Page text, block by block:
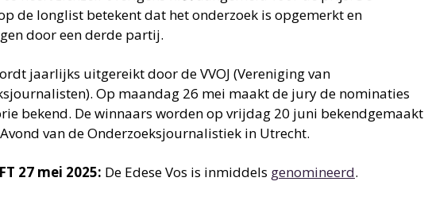
de longlist betekent dat het onderzoek is opgemerkt en
door een derde partij.
jaarlijks uitgereikt door de VVOJ (Vereniging van
Op maandag 26 mei maakt de jury de nominaties
bekend. De winnaars worden op vrijdag 20 juni bekendgemaakt
van de Onderzoeksjournalistiek in Utrecht.
27 mei 2025: De Edese Vos is inmiddels genomineerd.